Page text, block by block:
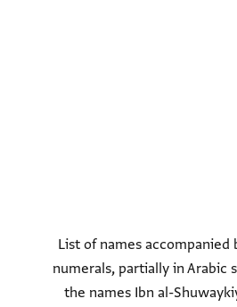
List of names
numerals, partially in Arabic
the names Ibn al-